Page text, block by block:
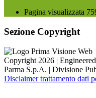
Pagina visualizzata
Sezione Copyright
Copyright 2026 |
Parma S.p.A. | Divisione
Disclaimer trattamento dati